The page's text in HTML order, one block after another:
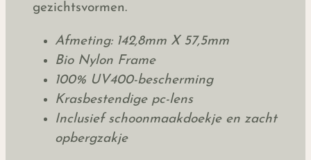
gezichtsvormen.
Afmeting: 142,8mm X 57,5mm
Bio Nylon Frame
100% UV400-bescherming
Krasbestendige pc-lens
Inclusief schoonmaakdoekje en zacht
opbergzakje